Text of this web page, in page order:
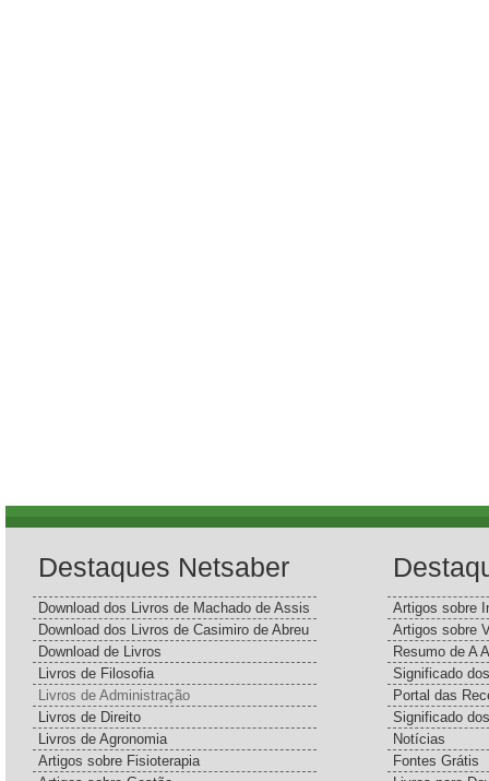
Destaques Netsaber
Download dos Livros de Machado de Assis
Download dos Livros de Casimiro de Abreu
Download de Livros
Livros de Filosofia
Livros de Administração
Livros de Direito
Livros de Agronomia
Artigos sobre Fisioterapia
Artigos sobre
Artigos sobre
Resumo de A
Significado
Portal das
Significado
Notícias
Fontes Grátis